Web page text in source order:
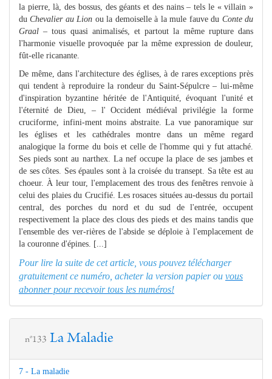
la pierre, là, des bossus, des géants et des nains – tels le « villain »
duChevalier au Lion ou la demoiselle à la mule fauve du Conte du
Graal – tous quasi animalisés, et partout la même rupture dans
l'harmonie visuelle provoquée par la même expression de douleur,
fût-elle ricanante.
De même, dans l'architecture des églises, à de rares exceptions près
qui tendent à reproduire la rondeur du Saint-Sépulcre – lui-même
d'inspiration byzantine héritée de l'Antiquité, évoquant l'unité et
l'éternité de Dieu, – l' Occident médiéval privilégie la forme
cruciforme, infini-ment moins abstraite. La vue panoramique sur
les églises et les cathédrales montre dans un même regard
analogique la forme du bois et celle de l'homme qui y fut attaché.
Ses pieds sont au narthex. La nef occupe la place de ses jambes et
de ses côtes. Ses épaules sont à la croisée du transept. Sa tête est au
choeur. À leur tour, l'emplacement des trous des fenêtres renvoie à
celui des plaies du Crucifié. Les rosaces situées au-dessus du portail
central, des porches du nord et du sud de l'entrée, occupent
respectivement la place des clous des pieds et des mains tandis que
l'ensemble des ver-rières de l'abside se déploie à l'emplacement de
la couronne d'épines. [...]
Pour lire la suite de cet article, vous pouvez télécharger
gratuitement ce numéro, acheter la version papier ou vous
abonner pour recevoir tous les numéros!
n°133 La Maladie
7 - La maladie